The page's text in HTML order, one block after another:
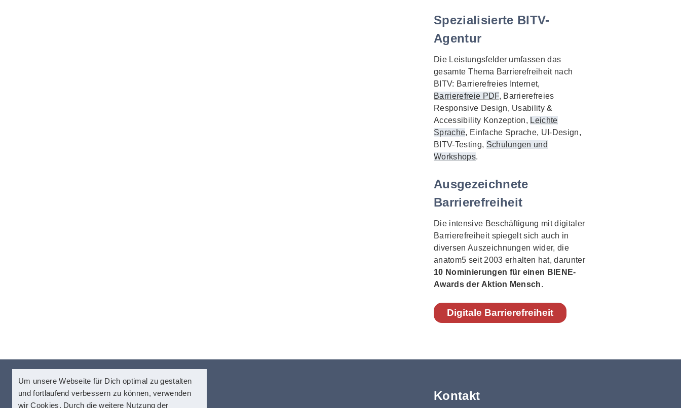
Spezialisierte BITV-
Agentur
Die Leistungsfelder umfassen das
gesamte Thema Barrierefreiheit nach
BITV: Barrierefreies Internet,
Barrierefreie PDF, Barrierefreies
Responsive Design, Usability &
Accessibility Konzeption, Leichte
Sprache, Einfache Sprache, UI-Design,
BITV-Testing, Schulungen und
Workshops.
Ausgezeichnete
Barrierefreiheit
Die intensive Beschäftigung mit digitaler
Barrierefreiheit spiegelt sich auch in
diversen Auszeichnungen wider, die
anatom5 seit 2003 erhalten hat, darunter
10 Nominierungen für einen BIENE-
Awards der Aktion Mensch.
Digitale Barrierefreiheit
Hilfsnavigation Kontakt
Um unsere Webseite für Dich optimal zu gestalten
und fortlaufend verbessern zu können, verwenden
wir Cookies. Durch die weitere Nutzung der